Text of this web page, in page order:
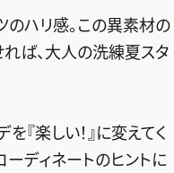
のハリ感。この異素材の
れば、大人の洗練夏スタ
『楽しい！』に変えてく
ディネートのヒントに